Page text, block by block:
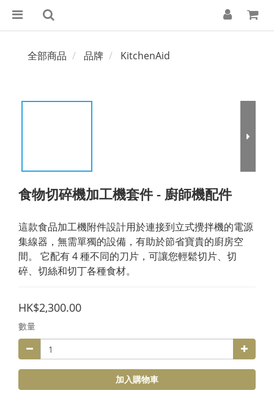
全部商品 品牌 KitchenAid
食物切碎機加工機套件 - 廚師機配件
這款食品加工機附件設計用於連接到立式攪拌機的電源
集線器，無需單獨的設備，有助於節省寶貴的廚房空
間。 它配有 4 種不同的刀片，可讓您輕鬆切片、切
碎、切絲和切丁各種食材。
HK$2,300.00
數量
加入購物車